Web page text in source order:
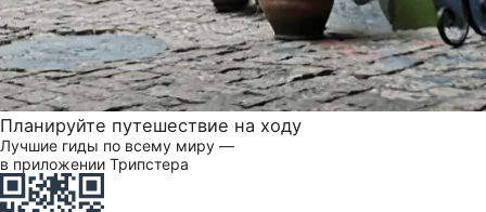
Планируйте путешествие на ходу
Лучшие гиды по всему миру —
в приложении Трипстера